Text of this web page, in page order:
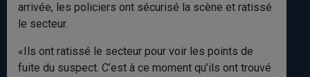
arrivée, les policiers ont sécurisé la scène et ratissé
le secteur.
«Ils ont ratissé le secteur pour voir les points de
fuite du suspect. C’est à ce moment qu’ils ont trouvé